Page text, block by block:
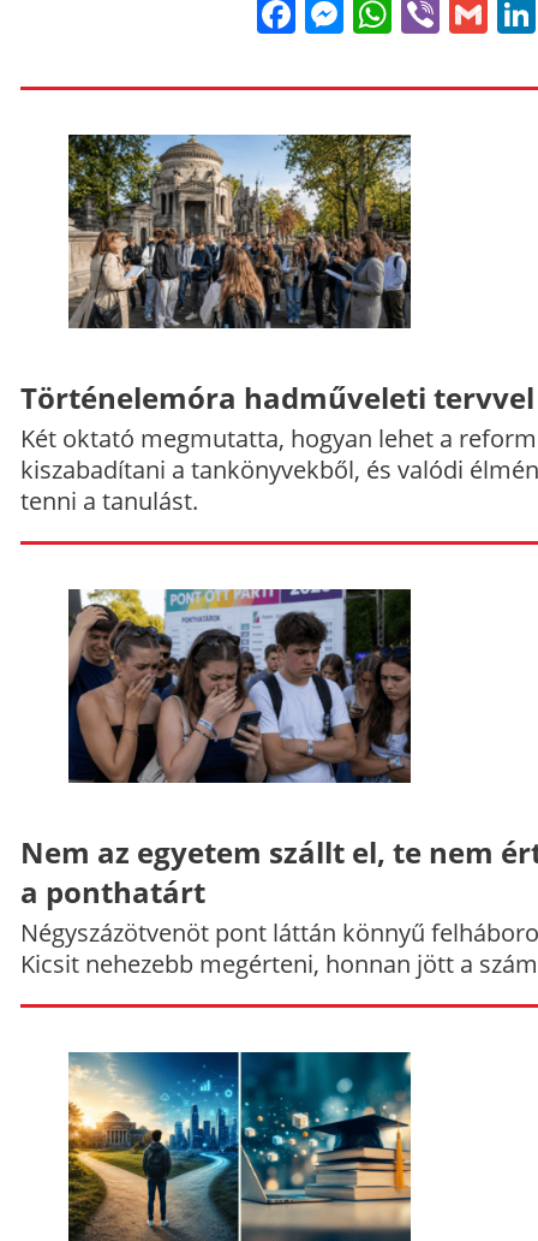
FacebookViber
Történelemóra hadműveleti tervvel
Két oktató megmutatta, hogyan lehet a
kiszabadítani a tankönyvekből, és valódi
tenni a tanulást.
Nem az egyetem szállt el, te nem
a ponthatárt
Négyszázötvenöt pont láttán könnyű
Kicsit nehezebb megérteni, honnan jött a